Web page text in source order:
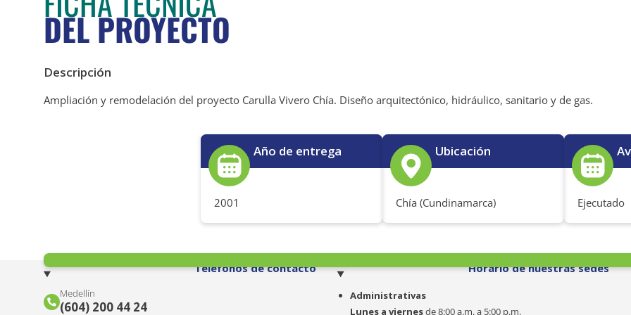
DEL PROYECTO
Descripción
Ampliación y remodelación del proyecto Carulla Vivero Chía. Diseño arquitectónico, hidráulico, sanitario y de gas.
Año de entrega
2001
Ubicación
Chía (Cundinamarca) Ejecutado
Teléfonos de contacto
Medellín
(604) 200 44 24
Horario de nuestras sedes
Administrativas
Lunes a viernesde 8:00 a.m. a 5:00 p.m.